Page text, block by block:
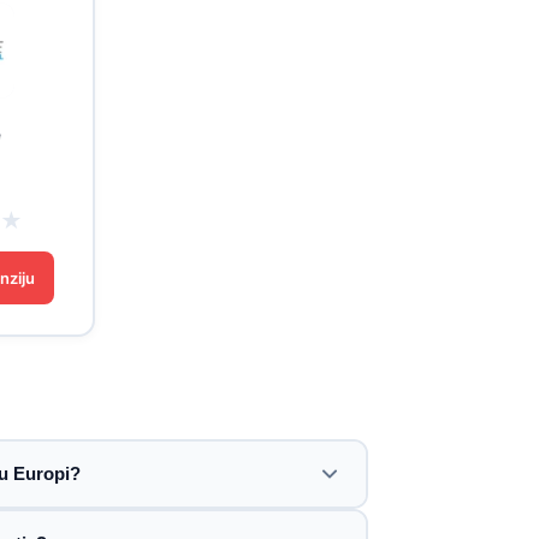
★
Europi?